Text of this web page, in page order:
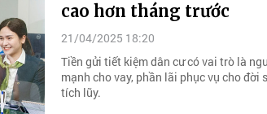
cao hơn tháng trước
21/04/2025 18:20
Tiền gửi tiết kiệm dân cư có vai trò là
mạnh cho vay, phần lãi phục vụ cho
tích lũy.